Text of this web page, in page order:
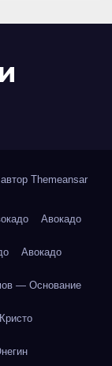
Themeansar
Авокадо
Авокадо
— Основание